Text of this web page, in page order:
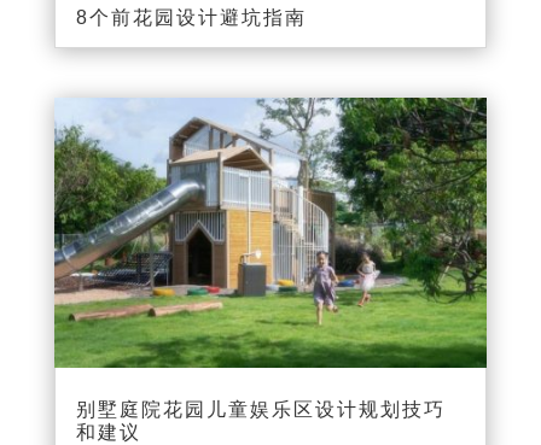
8个前花园设计避坑指南
别墅庭院花园儿童娱乐区设计规划技巧
和建议